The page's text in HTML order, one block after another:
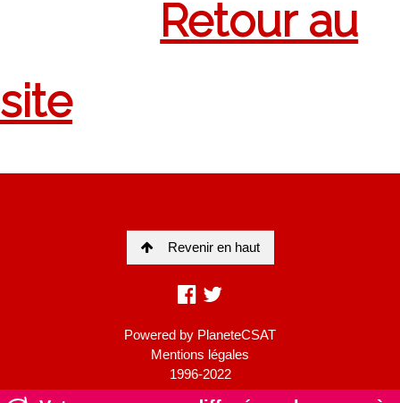
Revenir en haut
Powered by PlaneteCSAT
Mentions légales
1996-2022